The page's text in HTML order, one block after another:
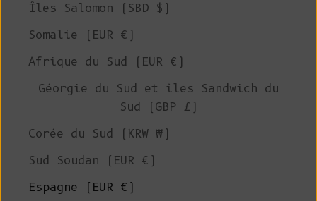
Îles Salomon (SBD $)
Somalie (EUR €)
Afrique du Sud (EUR €)
Géorgie du Sud et îles Sandwich du
Sud (GBP £)
Corée du Sud (KRW ₩)
Sud Soudan (EUR €)
Espagne (EUR €)